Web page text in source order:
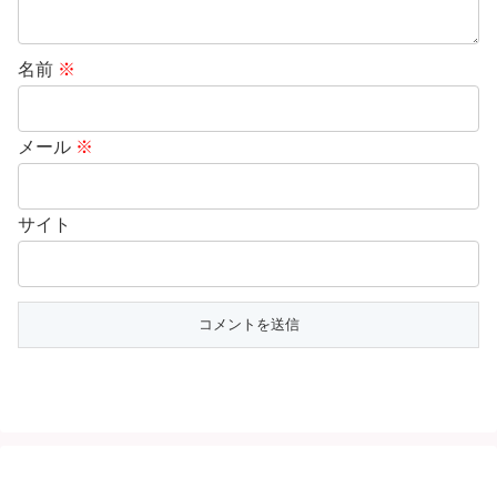
名前 ※
メール ※
サイト